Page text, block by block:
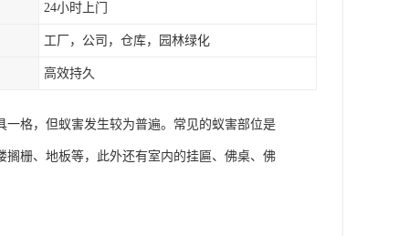
24小时上门
工厂，公司，仓库，园林绿化
高效持久
格，但蚁害发生较为普遍。常见的蚁害部位是
栅、地板等，此外还有室内的挂匾、佛桌、佛